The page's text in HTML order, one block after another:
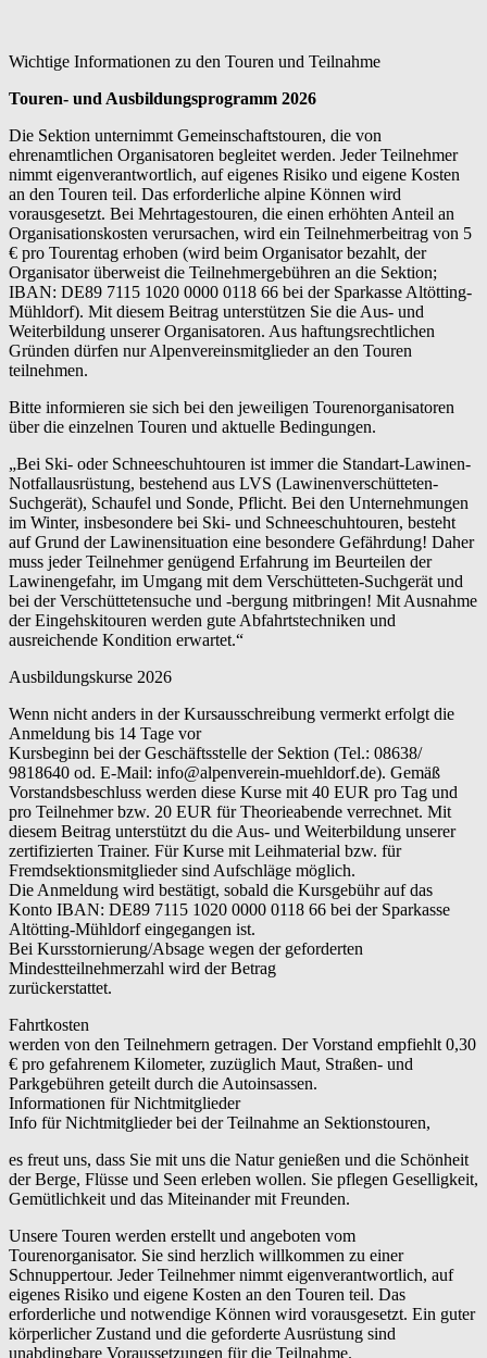
Wichtige Informationen zu den Touren und Teilnahme
Touren- und Ausbildungsprogramm 2026
Die Sektion unternimmt Gemeinschaftstouren, die von
ehrenamtlichen Organisatoren begleitet werden. Jeder Teilnehmer
nimmt eigenverantwortlich, auf eigenes Risiko und eigene Kosten
an den Touren teil. Das erforderliche alpine Können wird
vorausgesetzt. Bei Mehrtagestouren, die einen erhöhten Anteil an
Organisationskosten verursachen, wird ein Teilnehmerbeitrag von 5
€ pro Tourentag erhoben (wird beim Organisator bezahlt, der
Organisator überweist die Teilnehmergebühren an die Sektion;
IBAN: DE89 7115 1020 0000 0118 66 bei der Sparkasse Altötting-
Mühldorf). Mit diesem Beitrag unterstützen Sie die Aus- und
Weiterbildung unserer Organisatoren. Aus haftungsrechtlichen
Gründen dürfen nur Alpenvereinsmitglieder an den Touren
teilnehmen.
Bitte informieren sie sich bei den jeweiligen Tourenorganisatoren
über die einzelnen Touren und aktuelle Bedingungen.
„Bei Ski- oder Schneeschuhtouren ist immer die Standart-Lawinen-
Notfallausrüstung, bestehend aus LVS (Lawinenverschütteten-
Suchgerät), Schaufel und Sonde, Pflicht. Bei den Unternehmungen
im Winter, insbesondere bei Ski- und Schneeschuhtouren, besteht
auf Grund der Lawinensituation eine besondere Gefährdung! Daher
muss jeder Teilnehmer genügend Erfahrung im Beurteilen der
Lawinengefahr, im Umgang mit dem Verschütteten-Suchgerät und
bei der Verschüttetensuche und -bergung mitbringen! Mit Ausnahme
der Eingehskitouren werden gute Abfahrtstechniken und
ausreichende Kondition erwartet.“
Ausbildungskurse 2026
Wenn nicht anders in der Kursausschreibung vermerkt erfolgt die
Anmeldung bis 14 Tage vor
Kursbeginn bei der Geschäftsstelle der Sektion (Tel.: 08638/
9818640 od. E-Mail: info@alpenverein-muehldorf.de). Gemäß
Vorstandsbeschluss werden diese Kurse mit 40 EUR pro Tag und
pro Teilnehmer bzw. 20 EUR für Theorieabende verrechnet. Mit
diesem Beitrag unterstützt du die Aus- und Weiterbildung unserer
zertifizierten Trainer. Für Kurse mit Leihmaterial bzw. für
Fremdsektionsmitglieder sind Aufschläge möglich.
Die Anmeldung wird bestätigt, sobald die Kursgebühr auf das
Konto IBAN: DE89 7115 1020 0000 0118 66 bei der Sparkasse
Altötting-Mühldorf eingegangen ist.
Bei Kursstornierung/Absage wegen der geforderten
Mindestteilnehmerzahl wird der Betrag
zurückerstattet.
Fahrtkosten
werden von den Teilnehmern getragen. Der Vorstand empfiehlt 0,30
€ pro gefahrenem Kilometer, zuzüglich Maut, Straßen- und
Parkgebühren geteilt durch die Autoinsassen.
Informationen für Nichtmitglieder
Info für Nichtmitglieder bei der Teilnahme an Sektionstouren,
es freut uns, dass Sie mit uns die Natur genießen und die Schönheit
der Berge, Flüsse und Seen erleben wollen. Sie pflegen Geselligkeit,
Gemütlichkeit und das Miteinander mit Freunden.
Unsere Touren werden erstellt und angeboten vom
Tourenorganisator. Sie sind herzlich willkommen zu einer
Schnuppertour. Jeder Teilnehmer nimmt eigenverantwortlich, auf
eigenes Risiko und eigene Kosten an den Touren teil. Das
erforderliche und notwendige Können wird vorausgesetzt. Ein guter
körperlicher Zustand und die geforderte Ausrüstung sind
unabdingbare Voraussetzungen für die Teilnahme.